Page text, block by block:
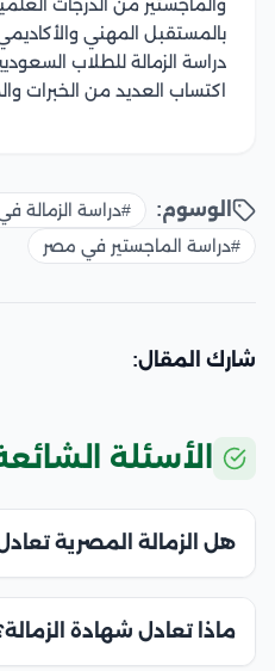
والماجستير من الدرجات
بالمستقبل المهني
دراسة الزمالة للطلاب
اكتساب العديد من الخبرات
الوسوم:
#دراسة الزمالة
#دراسة الماجستير في مصر
شارك المقال:
الأسئلة
هل الزمالة المصرية
ماذا تعادل شهادة